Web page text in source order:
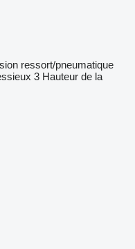
ressort/pneumatique
3 Hauteur de la